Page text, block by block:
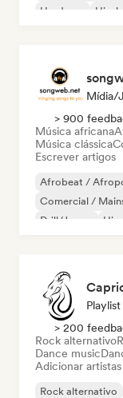
Hardcore
Hip-
Mídia/
> 900
Música africana
Música clássica
Escrever artigos
Afrobeat /
Comercial /
Drill/Jersey
Hip-
Playlist
> 200
Rock alternativo
Dance music
Adicionar
Rock alternativo